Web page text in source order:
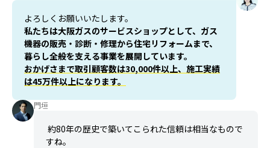
よろしくお願いいたします。
私たちは大阪ガスのサービスショップとして、ガス
機器の販売・診断・修理から住宅リフォームまで、
暮らし全般を支える事業を展開しています。
おかげさまで取引顧客数は30,000件以上、施工実績
は45万件以上になります。
門垣
約80年の歴史で築いてこられた信頼は相当なもので
すね。